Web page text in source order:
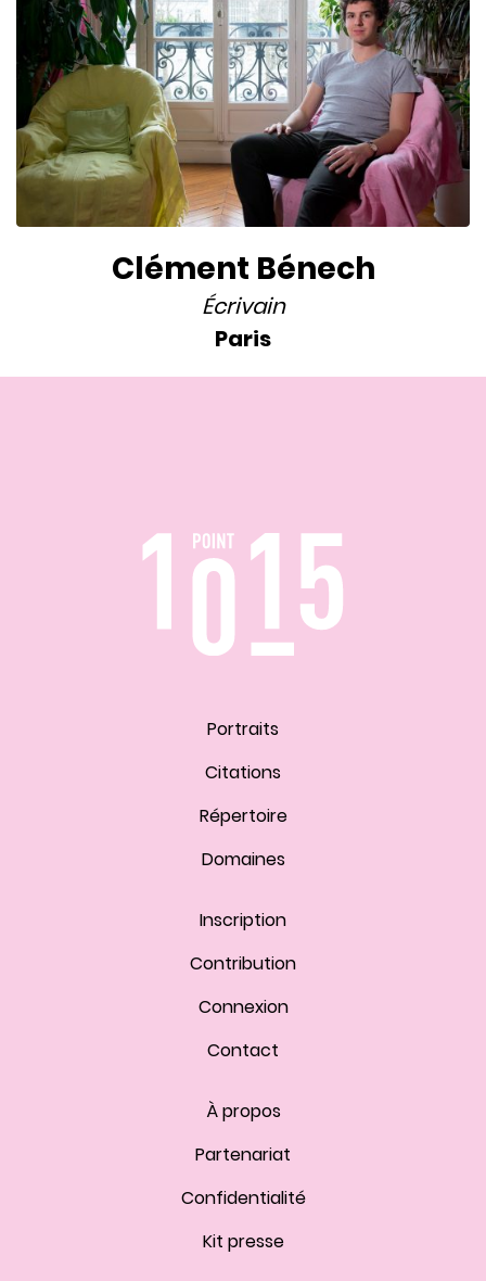
Clément Bénech
Écrivain
Paris
Portraits
Citations
Répertoire
Domaines
Inscription
Contribution
Connexion
Contact
À propos
Partenariat
Confidentialité
Kit presse